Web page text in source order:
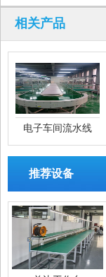
相关产品
电子车间流水线
推荐设备